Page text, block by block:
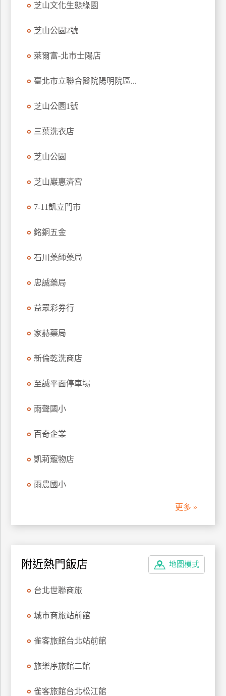
芝山文化生態綠園
芝山公園2號
萊爾富-北市士陽店
臺北市立聯合醫院陽明院區...
芝山公園1號
三葉洗衣店
芝山公園
芝山巖惠濟宮
7-11凱立門市
銘銅五金
石川藥師藥局
忠誠藥局
益眾彩券行
家赫藥局
新倫乾洗商店
至誠平面停車場
雨聲國小
百奇企業
凱莉寵物店
雨農國小
更多 »
地圖模式
附近熱門飯店
台北世聯商旅
城市商旅站前館
雀客旅館台北站前館
旅樂序旅館二館
雀客旅館台北松江館